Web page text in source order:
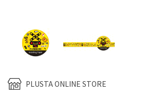
PLUSTA ONLINE STORE